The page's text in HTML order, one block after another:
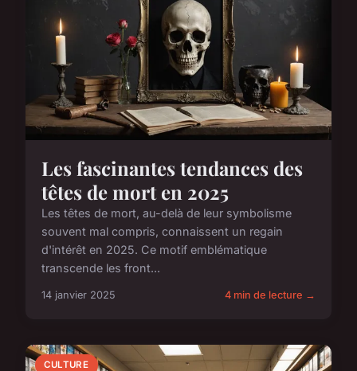
Les fascinantes tendances des
têtes de mort en 2025
Les têtes de mort, au-delà de leur symbolisme
souvent mal compris, connaissent un regain
d'intérêt en 2025. Ce motif emblématique
transcende les front...
14 janvier 2025 4 min de lecture →
CULTURE